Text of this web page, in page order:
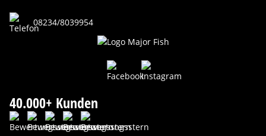
08234/8039954
40.000+ Kunden